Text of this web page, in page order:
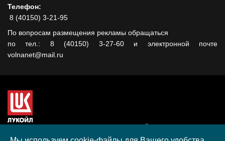
Телефон:
8 (40150) 3-21-95
По вопросам размещения рекламы обращаться
по тел.: 8 (40150) 3-27-60 и электронной почте
volnanet@mail.ru
гранта, полученного в рамках XIII Конкурса социальных и